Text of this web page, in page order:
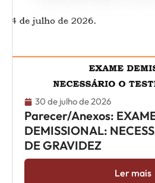
30 de julho de 2026
Parecer/Anexos:
DEMISSIONAL:
DE GRAVIDEZ
Ler mais